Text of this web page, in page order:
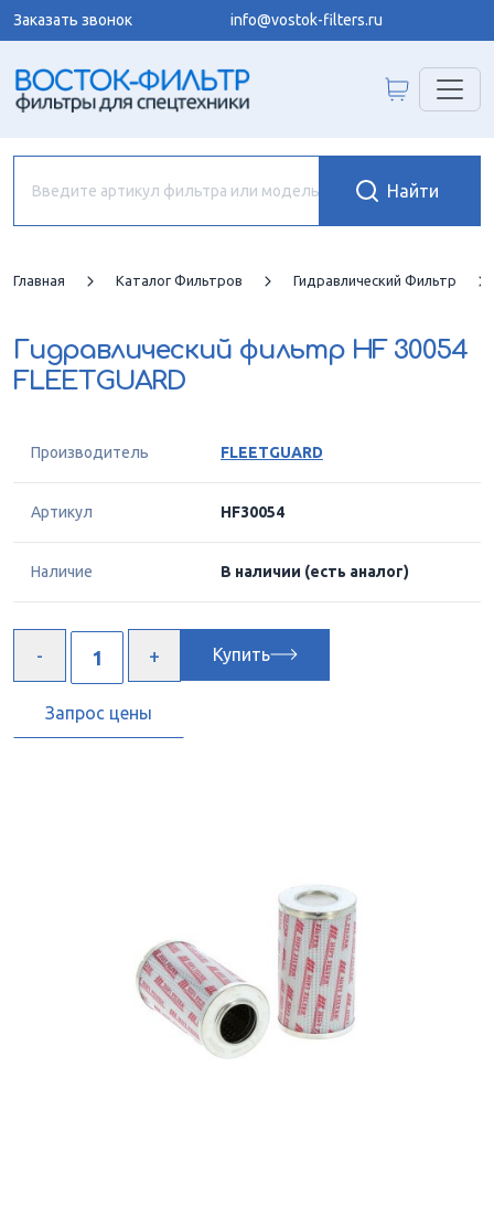
Заказать звонок info@vostok-filters.ru
Главная Каталог Фильтров Гидравлический Фильтр
Гидравлический фильтр HF 30054
FLEETGUARD
Производитель FLEETGUARD
Артикул HF30054
Наличие В наличии (есть аналог)
Купить
Запрос цены